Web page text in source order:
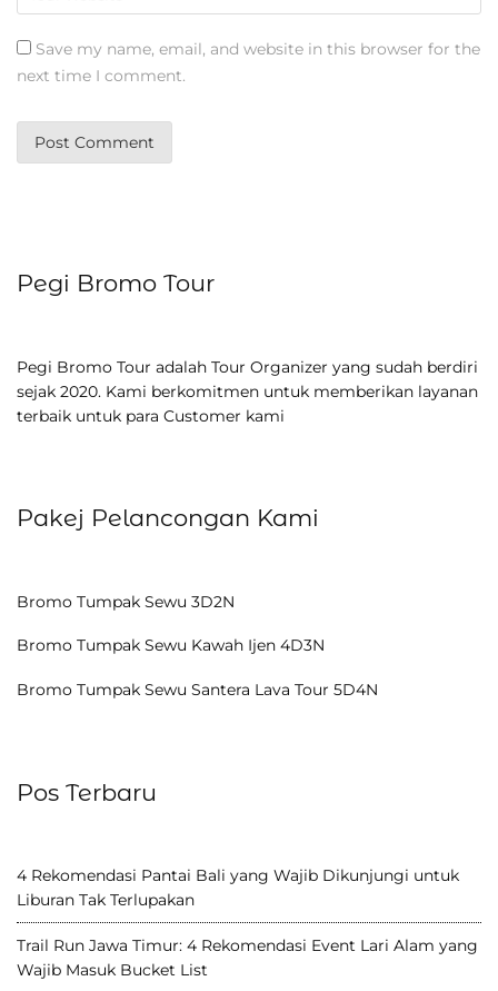
Save my name, email, and website in this browser for the
next time I comment.
Pegi Bromo Tour
Pegi Bromo Tour adalah Tour Organizer yang sudah berdiri
sejak 2020. Kami berkomitmen untuk memberikan layanan
terbaik untuk para Customer kami
Pakej Pelancongan Kami
Bromo Tumpak Sewu 3D2N
Bromo Tumpak Sewu Kawah Ijen 4D3N
Bromo Tumpak Sewu Santera Lava Tour 5D4N
Pos Terbaru
4 Rekomendasi Pantai Bali yang Wajib Dikunjungi untuk
Liburan Tak Terlupakan
Trail Run Jawa Timur: 4 Rekomendasi Event Lari Alam yang
Wajib Masuk Bucket List